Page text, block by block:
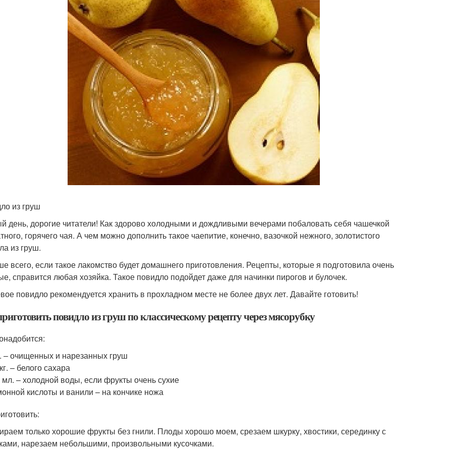
из груш
день, дорогие читатели! Как здорово холодными и дождливыми вечерами побаловать себя чашечкой
горячего чая. А чем можно дополнить такое чаепитие, конечно, вазочкой нежного, золотистого
из груш.
всего, если такое лакомство будет домашнего приготовления. Рецепты, которые я подготовила очень
справится любая хозяйка. Такое повидло подойдет даже для начинки пирогов и булочек.
повидло рекомендуется хранить в прохладном месте не более двух лет. Давайте готовить!
повидло из груш по классическому рецепту через мясорубку
– очищенных и нарезанных груш
– белого сахара
мл. – холодной воды, если фрукты очень сухие
кислоты и ванили – на кончике ножа
только хорошие фрукты без гнили. Плоды хорошо моем, срезаем шкурку, хвостики, серединку с
нарезаем небольшими, произвольными кусочками.